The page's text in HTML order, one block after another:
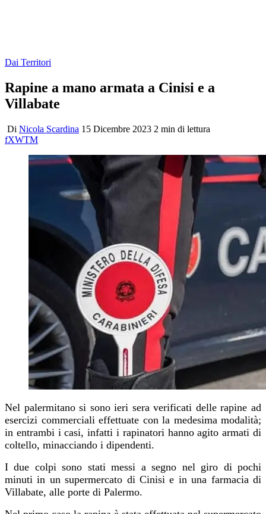
Dai Territori
Rapine a mano armata a Cinisi e a
Villabate
Di Nicola Scardina 15 Dicembre 2023 2 min di lettura
fXWTM
Nel palermitano si sonoieri seraverificati delle rapine ad
esercizi commerciali effettuate con la medesima modalità;
in entrambi i casi, infatti i rapinatori hanno agito armati di
coltello, minacciando i dipendenti.
I due colpi sono stati messi a segno nel giro di pochi
minuti in un supermercato di Cinisi e in una farmacia di
Villabate, alle porte di Palermo.